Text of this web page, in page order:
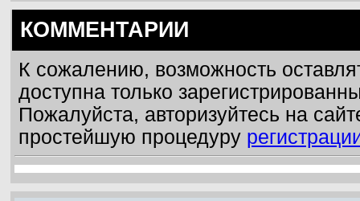
КОММЕНТАРИИ
К сожалению, возможность
доступна только
Пожалуйста, авторизуйтесь на
простейшую процедуру